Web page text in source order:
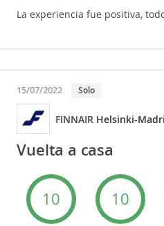
La experiencia fue positiva,
15/07/2022 Solo
FINNAIR Helsinki-
Vuelta a casa
10 10